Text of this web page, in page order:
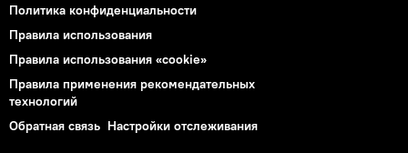
Политика конфиденциальности
Правила использования
Правила использования «cookie»
Правила применения рекомендательных
технологий
Обратная связь Настройки отслеживания